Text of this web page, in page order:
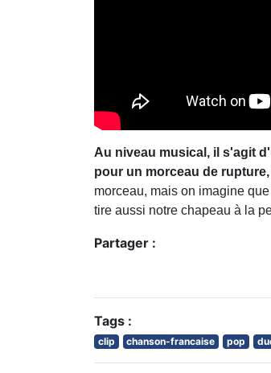
Au niveau musical, il s'agit
pour un morceau de
morceau, mais on imagine
tire aussi notre chapeau à la
Partager :
Tags :
clip chanson-francaise pop